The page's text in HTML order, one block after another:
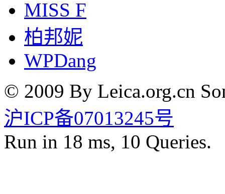
MISS F
柏邦妮
WPDang
© 2009 By Leica.org.cn
沪ICP备07013245号
Run in 18 ms, 10 Queries.